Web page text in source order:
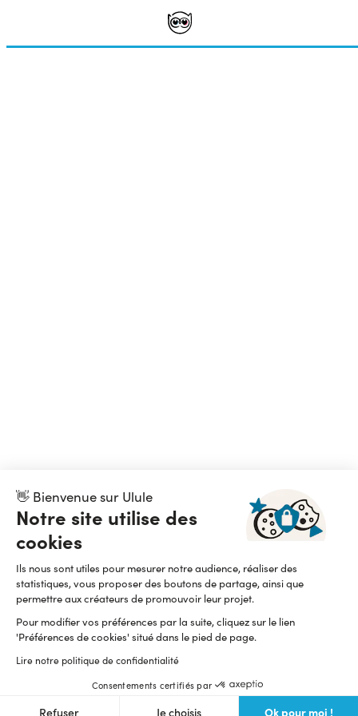
👋 Bienvenue sur Ulule
Notre site utilise des
cookies
Ils nous sont utiles pour mesurer notre audience, réaliser des
statistiques, vous proposer des boutons de partage, ainsi que
permettre aux créateurs de promouvoir leur projet.
Pour modifier vos préférences par la suite, cliquez sur le lien
'Préférences de cookies' situé dans le pied de page.
Lire notre politique de confidentialité
Consentements certifiés par
Refuser Je choisis Ok pour moi !